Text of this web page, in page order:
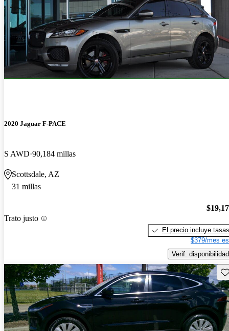
2020 Jaguar F-PACE
S AWD 90,184 millas
Scottsdale, AZ
31 millas
Trato justo
El precio incluye tasas
$379/mes
Verif. disponibilidad